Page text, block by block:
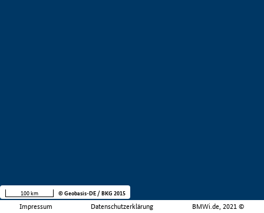
Impressum Datenschutzerklärung BMWi.de, 2021 ©
100 km © Geobasis-DE / BKG 2015